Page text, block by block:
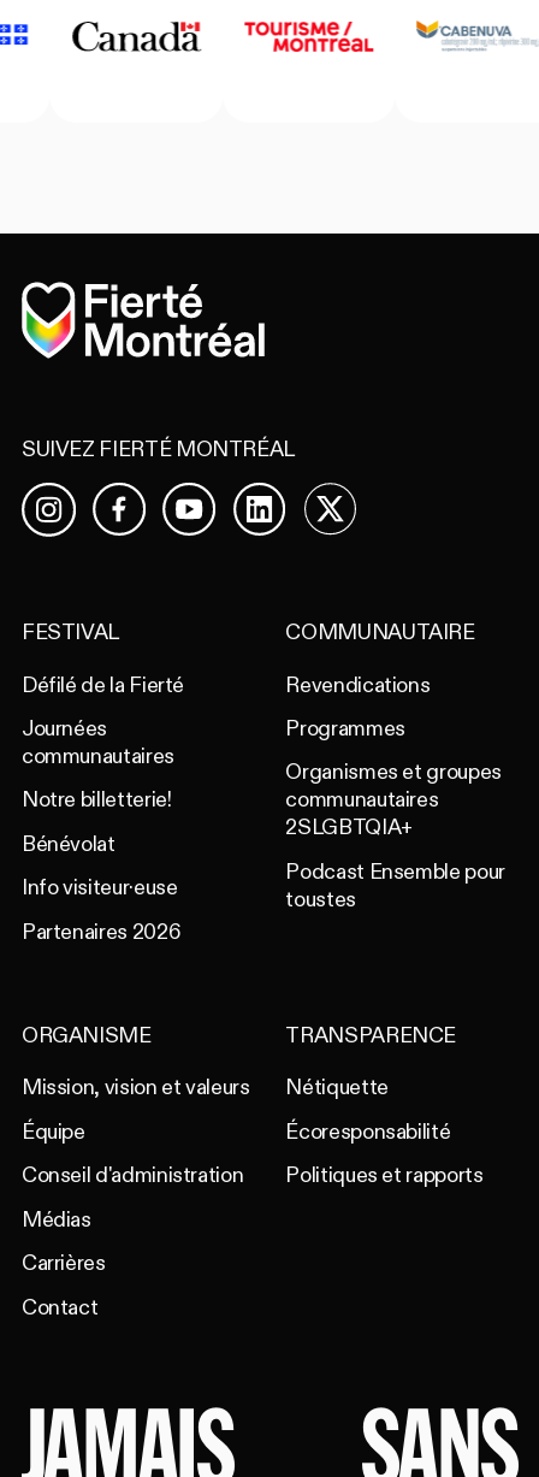
Accueil
SUIVEZ FIERTÉ MONTRÉAL
InstagramFacebookYouTubeLinkedIn
X
FESTIVAL
Défilé de la Fierté
Journées
communautaires
Notre billetterie!
Bénévolat
Info visiteur·euse
Partenaires 2026
COMMUNAUTAIRE
Revendications
Programmes
Organismes et groupes
communautaires
2SLGBTQIA+
Podcast Ensemble pour
toustes
ORGANISME
Mission, vision et valeurs
Équipe
Conseil d'administration
Médias
Carrières
Contact
TRANSPARENCE
Nétiquette
Écoresponsabilité
Politiques et rapports
JAMAIS SANS